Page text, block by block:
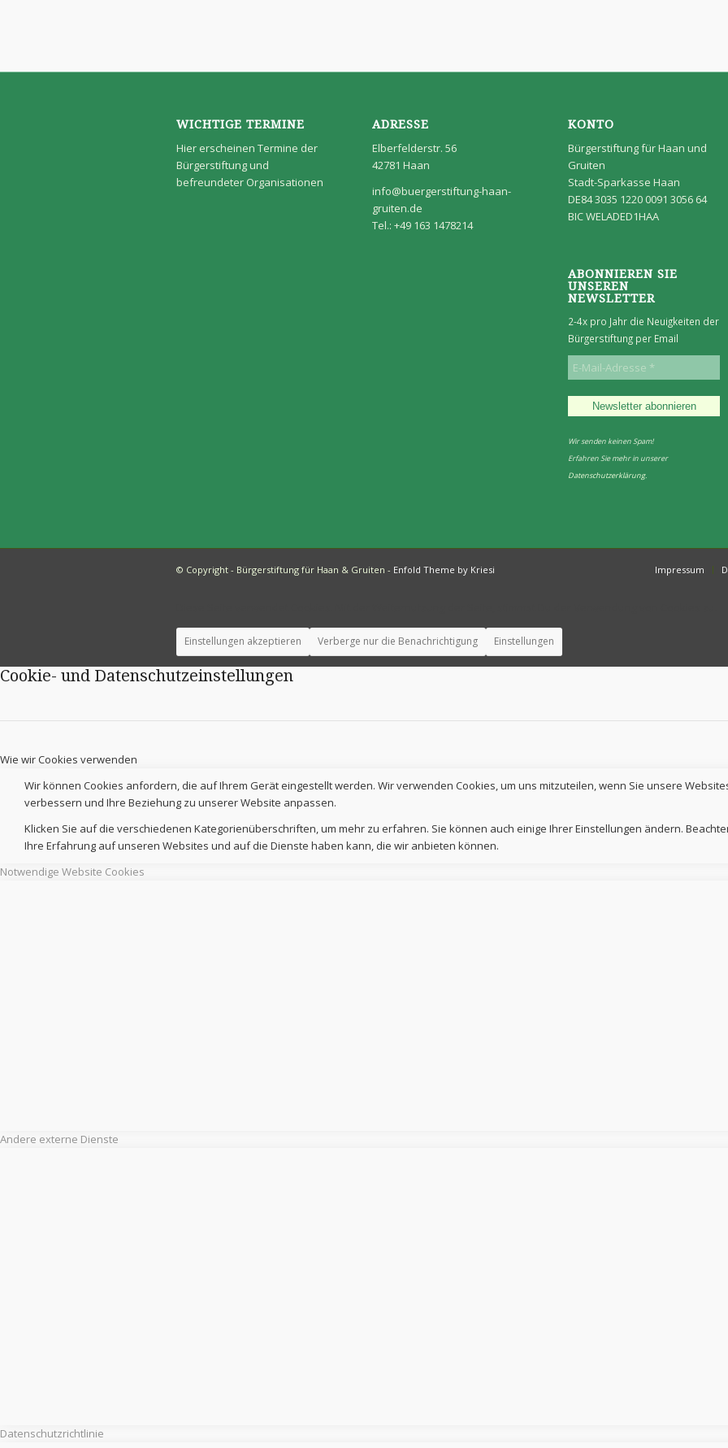
WICHTIGE TERMINE
Hier erscheinen Termine der
Bürgerstiftung und
befreundeter Organisationen
ADRESSE
Elberfelderstr. 56
42781 Haan
info@buergerstiftung-haan-
gruiten.de
Tel.: +49 163 1478214
KONTO
Bürgerstiftung für Haan und
Gruiten
Stadt-Sparkasse Haan
DE84 3035 1220 0091 3056 64
BIC WELADED1HAA
ABONNIEREN SIE
UNSEREN
NEWSLETTER
2-4x pro Jahr die Neuigkeiten der
Bürgerstiftung per Email
Wir senden keinen Spam!
Erfahren Sie mehr in unserer
Datenschutzerklärung.
© Copyright - Bürgerstiftung für Haan & Gruiten - Enfold Theme by Kriesi Impressum
Einstellungen akzeptieren Verberge nur die Benachrichtigung Einstellungen
Cookie- und Datenschutzeinstellungen
Wie wir Cookies verwenden
Wir können Cookies anfordern, die auf Ihrem Gerät eingestellt werden. Wir verwenden Cookies, um uns mitzuteilen, wenn Sie unsere
verbessern und Ihre Beziehung zu unserer Website anpassen.
Klicken Sie auf die verschiedenen Kategorienüberschriften, um mehr zu erfahren. Sie können auch einige Ihrer Einstellungen ändern.
Ihre Erfahrung auf unseren Websites und auf die Dienste haben kann, die wir anbieten können.
Notwendige Website Cookies
Andere externe Dienste
Datenschutzrichtlinie